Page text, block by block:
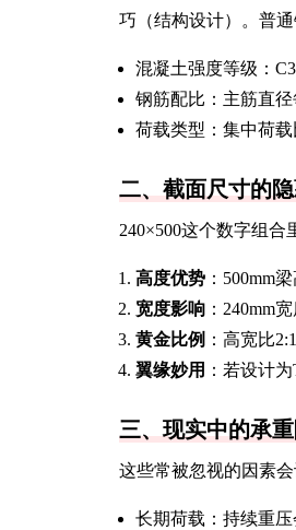
巧（结构设计）。普
混凝土强度等级：
钢筋配比：主筋直
荷载类型：集中荷
二、截面尺寸的
240×500这个数字组合
高度优势 ：500mm
宽度影响 ：240mm
黄金比例 ：高宽比
翼缘妙用 ：若设计
三、现实中的承
这些常被忽视的因素
长期荷载：持续重